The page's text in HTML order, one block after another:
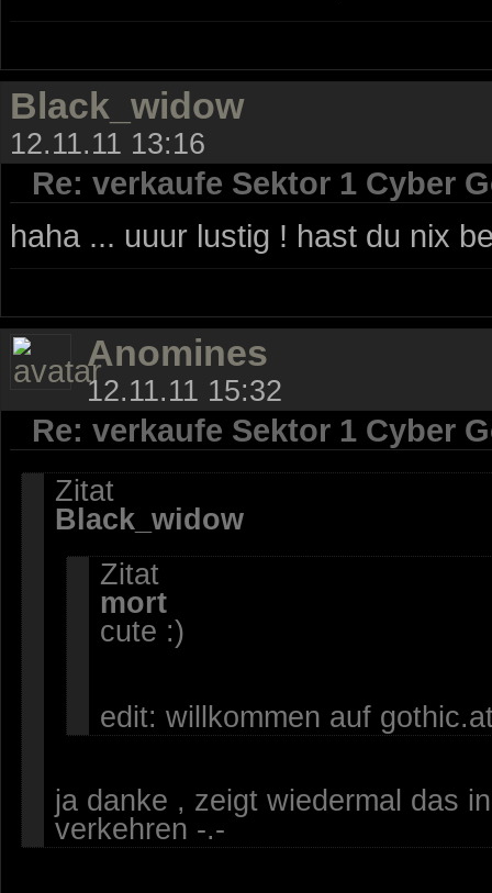
Black_widow
12.11.11 13:16
Re: verkaufe Sektor 1 Cyber
haha ... uuur lustig ! hast du nix
Anomines
12.11.11 15:32
Re: verkaufe Sektor 1 Cyber
Zitat
Black_widow
Zitat
mort
cute :)
edit: willkommen auf
ja danke , zeigt wiedermal das
verkehren -.-